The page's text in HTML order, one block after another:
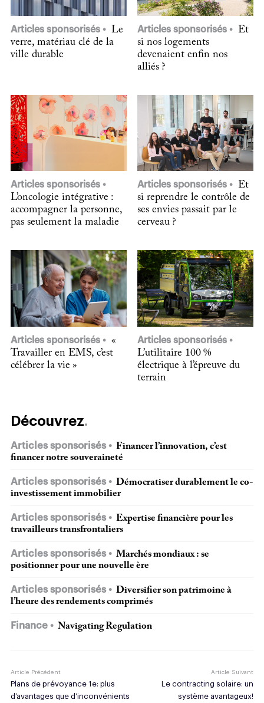
Articles sponsorisés
Le
verre, matériau clé de la
ville durable
Articles sponsorisés
Et
si nos logements
devenaient enfin nos
alliés ?
Articles sponsorisés
L’oncologie intégrative :
accompagner la personne,
pas seulement la maladie
Articles sponsorisés
Et
si reprendre le contrôle de
ses envies passait par le
cerveau ?
Articles sponsorisés
«
Travailler en EMS, c’est
célébrer la vie »
Articles sponsorisés
L’utilitaire 100 %
électrique à l’épreuve du
terrain
Découvrez
Articles sponsorisés
Financer l’innovation, c’est
financer notre souveraineté
Articles sponsorisés
Démocratiser durablement le co-
investissement immobilier
Articles sponsorisés
Expertise financière pour les
travailleurs transfrontaliers
Articles sponsorisés
Marchés mondiaux : se
positionner pour une nouvelle ère
Articles sponsorisés
Diversifier son patrimoine à
l’heure des rendements comprimés
Finance Navigating Regulation
Article Précédent
Plans de prévoyance 1e: plus
d’avantages que d’inconvénients
Article Suivant
Le contracting solaire: un
système avantageux!